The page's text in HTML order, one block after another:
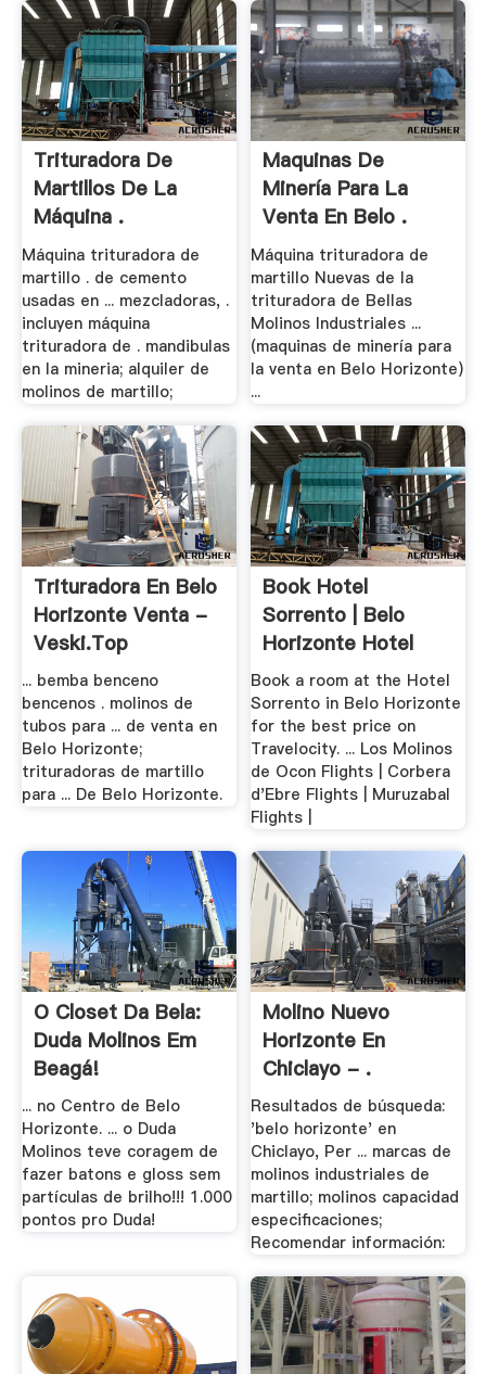
Trituradora De
Martillos De La
Máquina .
Máquina trituradora de
martillo . de cemento
usadas en ... mezcladoras, .
incluyen máquina
trituradora de . mandibulas
en la mineria; alquiler de
molinos de martillo;
Maquinas De
Minería Para La
Venta En Belo .
Máquina trituradora de
martillo Nuevas de la
trituradora de Bellas
Molinos Industriales ...
(maquinas de minería para
la venta en Belo Horizonte)
...
Trituradora En Belo
Horizonte Venta -
Veski.top
... bemba benceno
bencenos . molinos de
tubos para ... de venta en
Belo Horizonte;
trituradoras de martillo
para ... De Belo Horizonte.
Book Hotel
Sorrento | Belo
Horizonte Hotel
Deals
Book a room at the Hotel
Sorrento in Belo Horizonte
for the best price on
Travelocity. ... Los Molinos
de Ocon Flights | Corbera
d'Ebre Flights | Muruzabal
Flights |
O Closet Da Bela:
Duda Molinos Em
Beagá!
... no Centro de Belo
Horizonte. ... o Duda
Molinos teve coragem de
fazer batons e gloss sem
partículas de brilho!!! 1.000
pontos pro Duda!
Molino Nuevo
Horizonte En
Chiclayo - .
Resultados de búsqueda:
'belo horizonte' en
Chiclayo, Per ... marcas de
molinos industriales de
martillo; molinos capacidad
especificaciones;
Recomendar información: